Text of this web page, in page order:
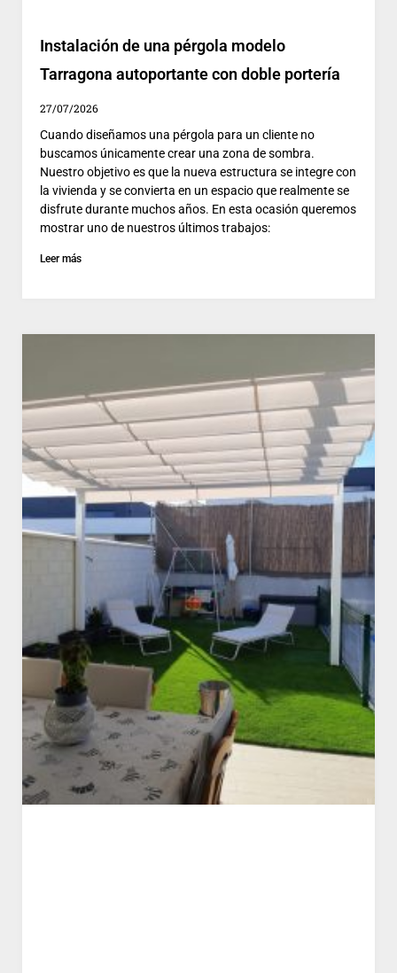
Instalación de una pérgola modelo
Tarragona autoportante con doble portería
27/07/2026
Cuando diseñamos una pérgola para un cliente no
buscamos únicamente crear una zona de sombra.
Nuestro objetivo es que la nueva estructura se integre con
la vivienda y se convierta en un espacio que realmente se
disfrute durante muchos años. En esta ocasión queremos
mostrar uno de nuestros últimos trabajos:
Leer más